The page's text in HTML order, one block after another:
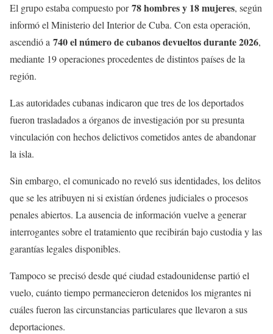
El grupo estaba compuesto por78 hombres y 18 mujeres, según
informó el Ministerio del Interior de Cuba. Con esta operación,
ascendió a 740 el número de cubanos devueltos durante 2026,
mediante 19 operaciones procedentes de distintos países de la
región.
Las autoridades cubanas indicaron que tres de los deportados
fueron trasladados a órganos de investigación por su presunta
vinculación con hechos delictivos cometidos antes de abandonar
la isla.
Sin embargo, el comunicado no reveló sus identidades, los delitos
que se les atribuyen ni si existían órdenes judiciales o procesos
penales abiertos. La ausencia de información vuelve a generar
interrogantes sobre el tratamiento que recibirán bajo custodia y las
garantías legales disponibles.
Tampoco se precisó desde qué ciudad estadounidense partió el
vuelo, cuánto tiempo permanecieron detenidos los migrantes ni
cuáles fueron las circunstancias particulares que llevaron a sus
deportaciones.